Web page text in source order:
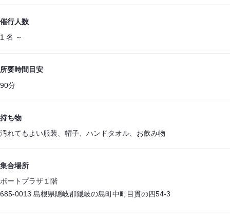
催行人数
1 名 ～
所要時間目安
90分
持ち物
汚れてもよい服装、帽子、ハンドタオル、お飲み物
集合場所
ポートプラザ１階
685-0013 島根県隠岐郡隠岐の島町中町目貫の四54-3